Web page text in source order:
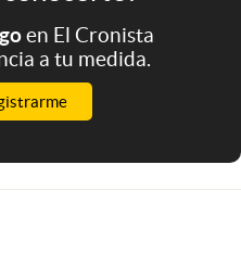
en El Cronista
a tu medida.